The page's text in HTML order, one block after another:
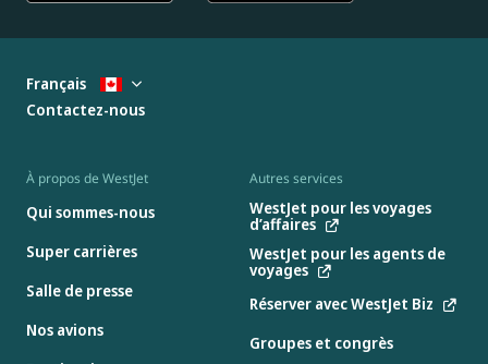
À propos de WestJet
Qui sommes-nous
Super carrières
Salle de presse
Nos avions
Autres services
WestJet pour les voyages
d’affaires
WestJet pour les agents de
voyages
Réserver avec WestJet Biz
Groupes et congrès
Français
Contactez-nous